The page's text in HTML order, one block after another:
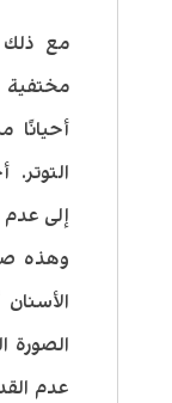
مع ذلك
مختفية
إلى عدم
وهذه
عدم